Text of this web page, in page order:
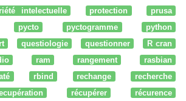
intelectuelle protection
prusa
pycto pyctogramme
python
questiologie questionner
R cran
ram rangement
rasbian
rbind rechange
recherche
récupérer
récurence